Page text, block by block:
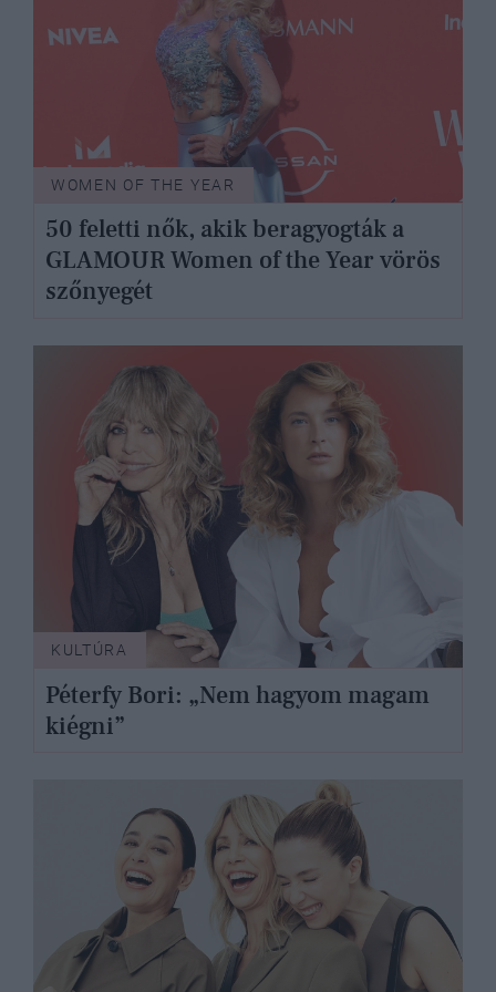
WOMEN OF THE YEAR
50 feletti nők, akik beragyogták a
GLAMOUR Women of the Year vörös
szőnyegét
KULTÚRA
Péterfy Bori: „Nem hagyom magam
kiégni”